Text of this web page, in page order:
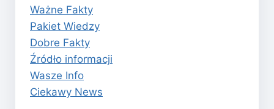
Ważne Fakty
Pakiet Wiedzy
Dobre Fakty
Źródło informacji
Wasze Info
Ciekawy News